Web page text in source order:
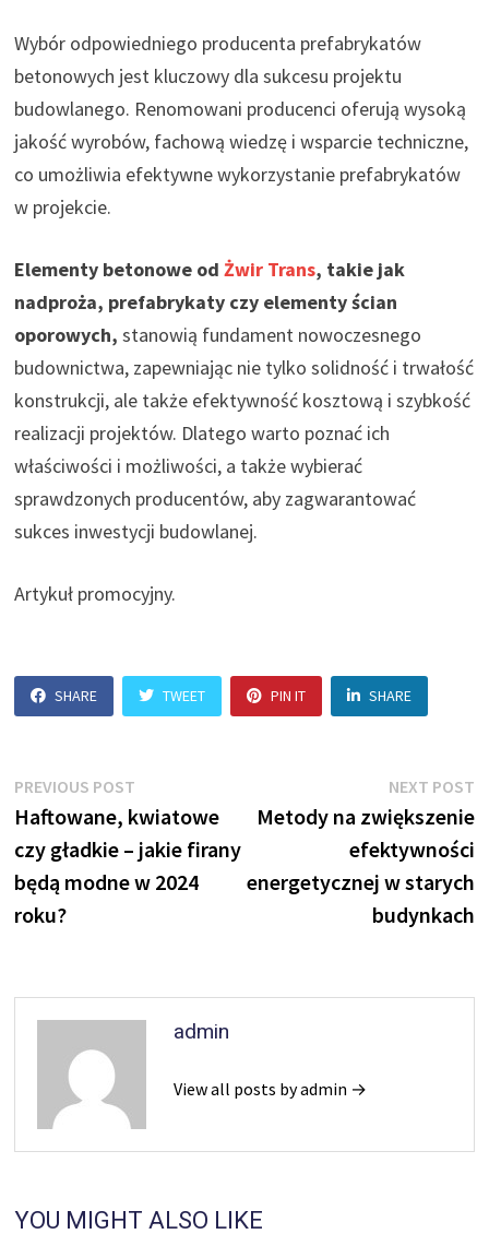
Wybór odpowiedniego producenta prefabrykatów
betonowych jest kluczowy dla sukcesu projektu
budowlanego. Renomowani producenci oferują wysoką
jakość wyrobów, fachową wiedzę i wsparcie techniczne,
co umożliwia efektywne wykorzystanie prefabrykatów
w projekcie.
Elementy betonowe odŻwir Trans, takie jak
nadproża, prefabrykaty czy elementy ścian
oporowych,stanowią fundament nowoczesnego
budownictwa, zapewniając nie tylko solidność i trwałość
konstrukcji, ale także efektywność kosztową i szybkość
realizacji projektów. Dlatego warto poznać ich
właściwości i możliwości, a także wybierać
sprawdzonych producentów, aby zagwarantować
sukces inwestycji budowlanej.
Artykuł promocyjny.
SHARE TWEET PIN IT SHARE
Nawigacja
wpisu
PREVIOUS POST
post:
Haftowane, kwiatowe
czy gładkie – jakie firany
będą modne w 2024
roku?
NEXT POST
Metody na zwiększenie
efektywności
energetycznej w starych
budynkach
admin
View all posts by admin →
YOU MIGHT ALSO LIKE